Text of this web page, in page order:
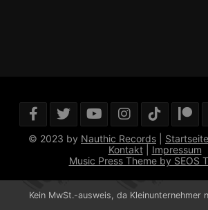
© 2023 by Nauthic Records Startseite
Kontakt| Impressum
Music Press Theme by SEOS
Kein MwSt.-ausweis, da Kleinunternehmer